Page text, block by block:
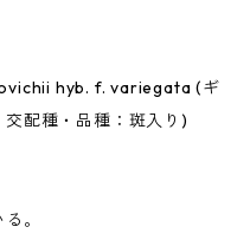
hyb. f. variegata (ギ
配種・品種：斑入り)
。